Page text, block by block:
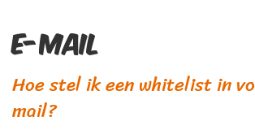
E-mail
Hoe stel ik een whitelist in
mail?